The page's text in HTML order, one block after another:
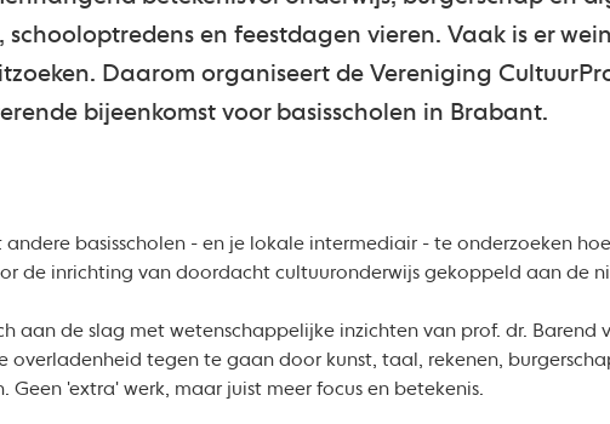
en feestdagen vieren. Vaak is er
Daarom organiseert de Vereniging
bijeenkomst voor basisscholen in Brabant.
andere basisscholen - en je lokale intermediair - te onderzoeken
de inrichting van doordacht cultuuronderwijs gekoppeld aan de
aan de slag met wetenschappelijke inzichten van prof. dr. Barend
overladenheid tegen te gaan door kunst, taal, rekenen,
'extra' werk, maar juist meer focus en betekenis.